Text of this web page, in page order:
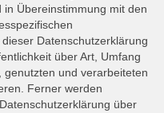
Übereinstimmung mit den
Datenschutzerklärung
über Art, Umfang
und verarbeiteten
Ferner werden
über